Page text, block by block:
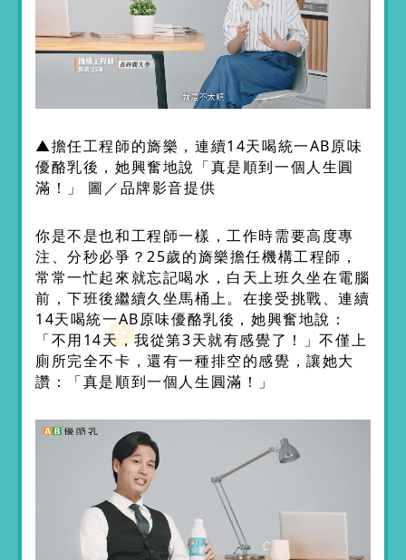
▲擔任工程師的旖樂，連續14天喝統一AB原味
優酪乳後，她興奮地說「真是順到一個人生圓
滿！」 圖／品牌影音提供
你是不是也和工程師一樣，工作時需要高度專
注、分秒必爭？25歲的旖樂擔任機構工程師，
常常一忙起來就忘記喝水，白天上班久坐在電腦
前，下班後繼續久坐馬桶上。在接受挑戰、連續
14天喝統一AB原味優酪乳後，她興奮地說：
「不用14天，我從第3天就有感覺了！」不僅上
廁所完全不卡，還有一種排空的感覺，讓她大
讚：「真是順到一個人生圓滿！」